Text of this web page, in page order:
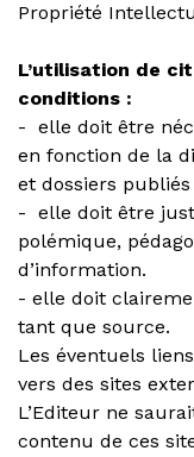
Propriété
L’utilisation de
conditions :
- elle doit être
en fonction de la
et dossiers
- elle doit être
polémique,
d’information.
- elle doit
tant que source.
Les éventuels
vers des sites
L’Editeur ne
contenu de ces